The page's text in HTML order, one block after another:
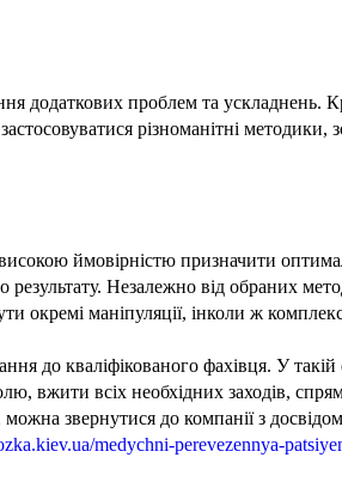
проблем та ускладнень.
різноманітні методики,
ймовірністю призначити
результату. Незалежно від обраних
окремі маніпуляції, інколи ж
до кваліфікованого фахівця. У
вжити всіх необхідних заходів,
звернутися до компанії з
medychni-perevezennya-